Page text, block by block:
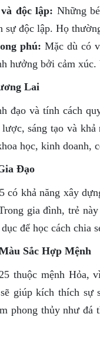
độc lập: Những
sự độc lập. Họ
phú: Mặc dù có
hưởng bởi cảm
Lai
đạo và tính cách
sáng tạo và
học, kinh doanh,
Đạo
có khả năng xây
gia đình, trẻ
để học cách chia
Sắc Hợp Mệnh
thuộc mệnh Hỏa,
giúp kích thích sự
phong thủy như đá